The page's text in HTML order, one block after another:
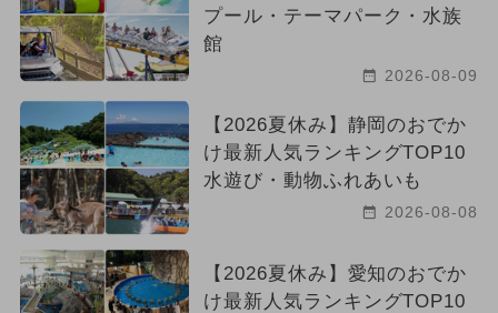
プール・テーマパーク・水族
館
2026-08-09
【2026夏休み】静岡のおでか
け最新人気ランキングTOP10
水遊び・動物ふれあいも
2026-08-08
【2026夏休み】愛知のおでか
け最新人気ランキングTOP10